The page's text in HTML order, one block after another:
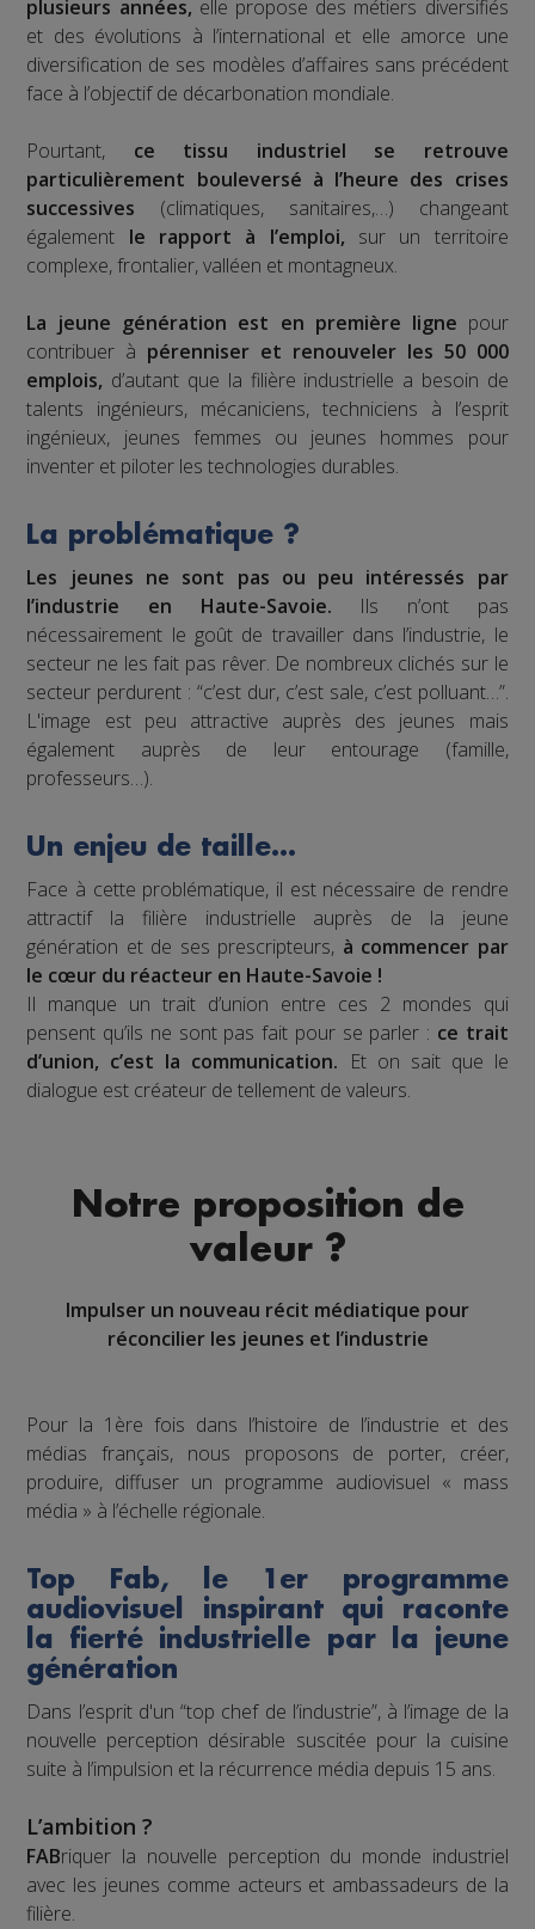
plusieurs années, elle propose des métiers diversifiés
et des évolutions à l’international et elle amorce une
diversification de ses modèles d’affaires sans précédent
face à l’objectif de décarbonation mondiale.
Pourtant, ce tissu industriel se retrouve
particulièrement bouleversé à l’heure des crises
successives (climatiques, sanitaires,…) changeant
également le rapport à l’emploi, sur un territoire
complexe, frontalier, valléen et montagneux.
La jeune génération est en première ligne pour
contribuer à pérenniser et renouveler les 50 000
emplois, d’autant que la filière industrielle a besoin de
talents ingénieurs, mécaniciens, techniciens à l’esprit
ingénieux, jeunes femmes ou jeunes hommes pour
inventer et piloter les technologies durables.
La problématique ?
Les jeunes ne sont pas ou peu intéressés par
l’industrie en Haute-Savoie. Ils n’ont pas
nécessairement le goût de travailler dans l’industrie, le
secteur ne les fait pas rêver. De nombreux clichés sur le
secteur perdurent : “c’est dur, c’est sale, c’est polluant…”.
L'image est peu attractive auprès des jeunes mais
également auprès de leur entourage (famille,
professeurs…).
Un enjeu de taille…
Face à cette problématique, il est nécessaire de rendre
attractif la filière industrielle auprès de la jeune
génération et de ses prescripteurs, à commencer par
le cœur du réacteur en Haute-Savoie !
Il manque un trait d’union entre ces 2 mondes qui
pensent qu’ils ne sont pas fait pour se parler : ce trait
d’union, c’est la communication. Et on sait que le
dialogue est créateur de tellement de valeurs.
Notre proposition de
valeur ?
Impulser un nouveau récit médiatique pour
réconcilier les jeunes et l’industrie
Pour la 1ère fois dans l’histoire de l’industrie et des
médias français, nous proposons de porter, créer,
produire, diffuser un programme audiovisuel « mass
média » à l’échelle régionale.
Top Fab, le 1er programme
audiovisuel inspirant qui raconte
la fierté industrielle par la jeune
génération
Dans l’esprit d'un “top chef de l’industrie”, à l’image de la
nouvelle perception désirable suscitée pour la cuisine
suite à l’impulsion et la récurrence média depuis 15 ans.
L’ambition ?
FABriquer la nouvelle perception du monde industriel
avec les jeunes comme acteurs et ambassadeurs de la
filière.